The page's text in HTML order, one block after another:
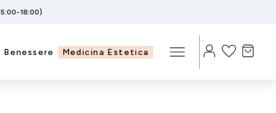
18:00)
Benessere Medicina Estetica